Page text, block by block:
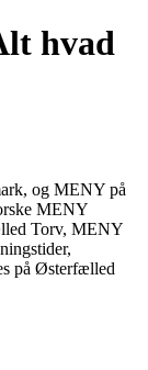
hvad
og MENY på
MENY
Torv, MENY
på Østerfælled